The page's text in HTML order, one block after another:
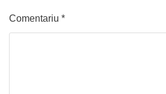
Comentariu *